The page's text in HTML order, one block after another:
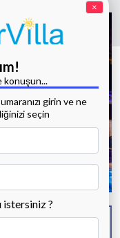
×
konuşun...
girin ve ne
seçin
istersiniz ?